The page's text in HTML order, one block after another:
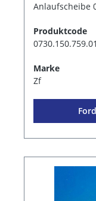
Anlaufscheibe
Produktcode
0730.150.759.01
Marke
Zf